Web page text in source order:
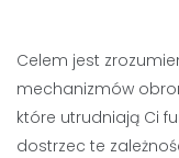
Celem jest
mechanizmów
które utrudniają Ci
dostrzec te